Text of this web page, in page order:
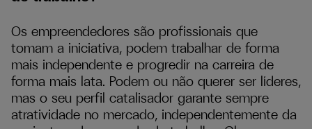
Os empreendedores são profissionais que
tomam a iniciativa, podem trabalhar de forma
mais independente e progredir na carreira de
forma mais lata. Podem ou não querer ser líderes,
mas o seu perfil catalisador garante sempre
atratividade no mercado, independentemente da